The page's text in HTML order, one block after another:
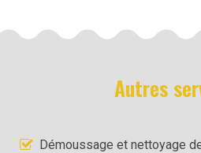
Autres
Démoussage et nettoyage